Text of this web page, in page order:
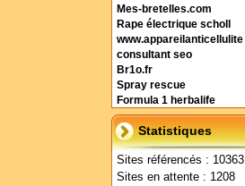
Mes-bretelles.com
Rape électrique scholl
www.appareilanticellulite
consultant seo
Br1o.fr
Spray rescue
Formula 1 herbalife
Statistiques
Sites référencés : 10363
Sites en attente : 1208